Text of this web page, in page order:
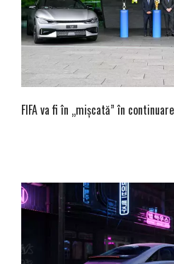
FIFA va fi în „mișcată” în